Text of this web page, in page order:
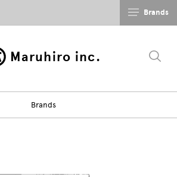
Maruhiro inc.
Brands
Brands